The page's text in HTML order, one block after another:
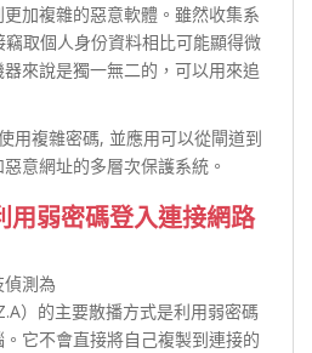
加複雜的惡意軟體。雖然收集系
取個人身份資料相比可能顯得微
來說是獨一無二的，可以用來追
用複雜密碼, 並應用可以從閘道到
意網址的多層次保護系統。
用弱密碼登入連接網路
測為
）的主要散播方式是利用弱密碼
它不會直接將自己複製到連接的